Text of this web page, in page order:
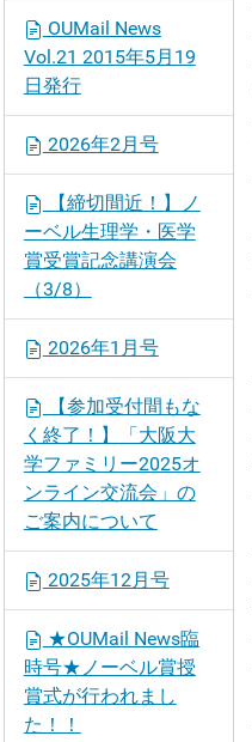
OUMail News
Vol.21 2015年5月19
日発行
2026年2月号
【締切間近！】ノ
ーベル生理学・医学
賞受賞記念講演会
（3/8）
2026年1月号
【参加受付間もな
く終了！】「大阪大
学ファミリー2025オ
ンライン交流会」の
ご案内について
2025年12月号
★OUMail News臨
時号★ノーベル賞授
賞式が行われまし
た！！